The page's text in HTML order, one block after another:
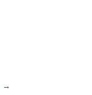
→